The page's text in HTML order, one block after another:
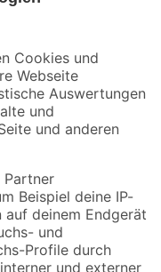
mehr verpassen!